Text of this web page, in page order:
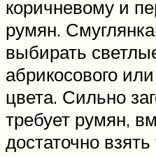
коричневому и
румян.
выбирать
абрикосового
цвета. Сильно
требует румян,
достаточно